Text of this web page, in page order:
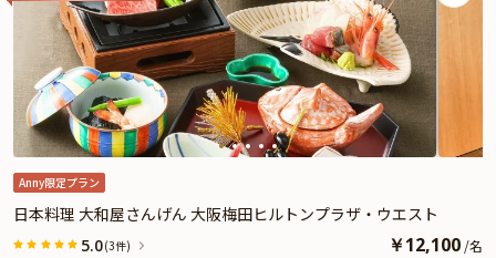
また、贅沢なコースに加え、お祝いの席にぴったりなケーキをご用意しており
ます。ぬくもり溢れる居心地の良い大人の隠れ家で、大切な方との心温まる特
別な時間を心ゆくまでお楽しみください。
☆本プランでは、有料オプションで、主役の方へのサプライズにぴったりな花
束・ギフト・カスタマイズ可能なメッセージカードなどをお付けすることが出
来ます。詳しくは本ページ中段の「お祝いアイテム」の欄で、お選びいただけ
ます。
Anny限定プラン
日本料理 大和屋さんげん 大阪梅田ヒルトンプラザ・ウエスト
5.0(3件) ￥12,100 /名